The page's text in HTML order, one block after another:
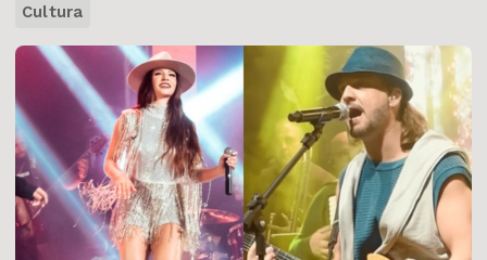
Cultura